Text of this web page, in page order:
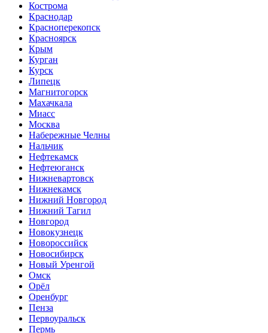
Кострома
Краснодар
Красноперекопск
Красноярск
Крым
Курган
Курск
Липецк
Магнитогорск
Махачкала
Миасс
Москва
Набережные Челны
Нальчик
Нефтекамск
Нефтеюганск
Нижневартовск
Нижнекамск
Нижний Новгород
Нижний Тагил
Новгород
Новокузнецк
Новороссийск
Новосибирск
Новый Уренгой
Омск
Орёл
Оренбург
Пенза
Первоуральск
Пермь